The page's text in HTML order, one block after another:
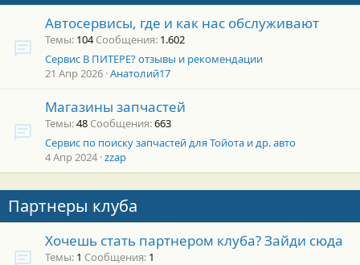
Автосервисы, где и как нас обслуживают
Темы 104 Сообщения 1.602
Сервис В ПИТЕРЕ? отзывы и рекомендации
21 Апр 2026 Анатолий17
Магазины запчастей
Темы 48 Сообщения 663
Сервис по поиску запчастей для Тойота и др. авто
4 Апр 2024 zzap
Партнеры клуба
Хочешь стать партнером клуба? Зайди сюда
Темы 1 Сообщения 1